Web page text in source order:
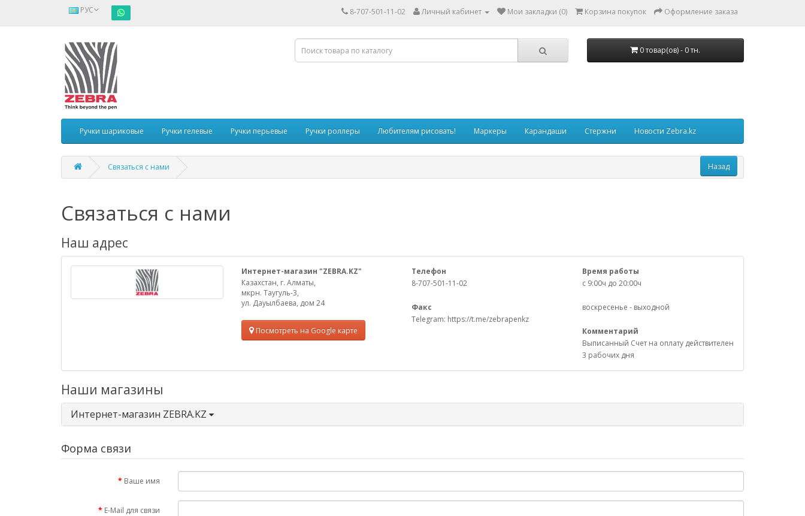
РУС 8-707-501-11-02 Личный кабинет Мои закладки (0) Корзина покупок Оформление заказа
0 товар(ов) - 0 тн.
Ручки шариковые Ручки гелевые Ручки перьевые Ручки роллеры Любителям рисовать! Маркеры Карандаши Стержни Новости Zebra.kz
Связаться с нами
Связаться с нами
Наш адрес
Интернет-магазин "ZEBRA.KZ"
Казахстан, г. Алматы,
мкрн. Таугуль-3,
ул. Дауылбаева, дом 24
Посмотреть на Google карте
Телефон
8-707-501-11-02
Факс
Telegram: https://t.me/zebrapenkz
Время работы
с 9:00ч до 20:00ч
воскресенье - выходной
Комментарий
Выписанный Счет на оплату действителен
3 рабочих дня
Наши магазины
Интернет-магазин ZEBRA.KZ
Форма связи
Ваше имя
E-Mail для связи